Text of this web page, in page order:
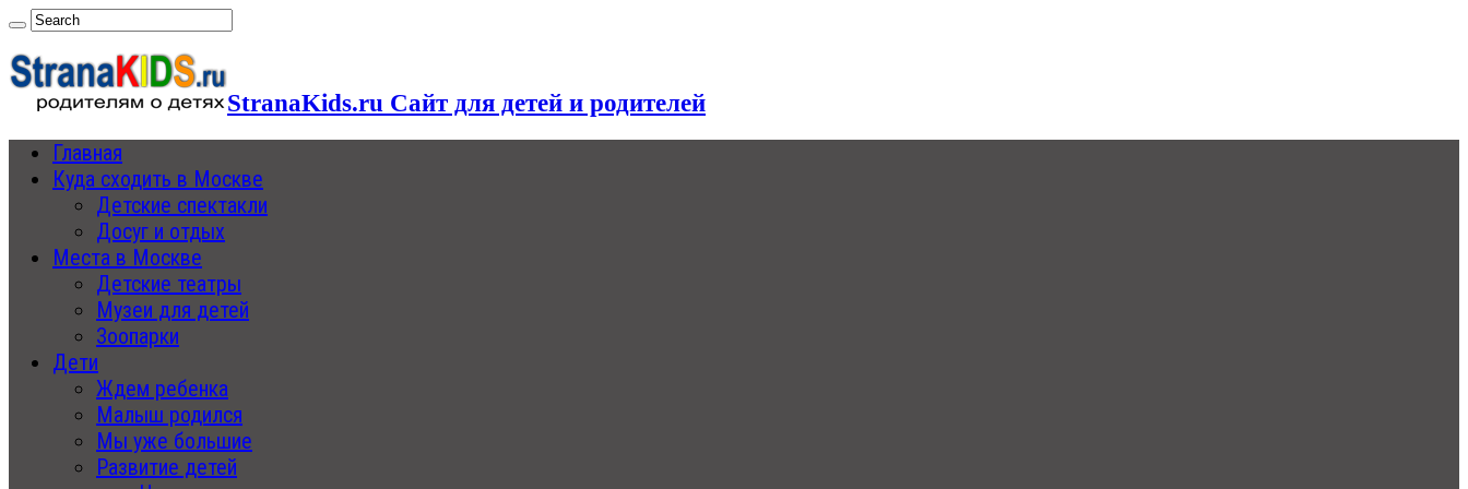
StranaKids.ru Сайт для детей и родителей
Главная
Куда сходить в Москве
Детские спектакли
Досуг и отдых
Места в Москве
Детские театры
Музеи для детей
Зоопарки
Дети
Ждем ребенка
Малыш родился
Мы уже большие
Развитие детей